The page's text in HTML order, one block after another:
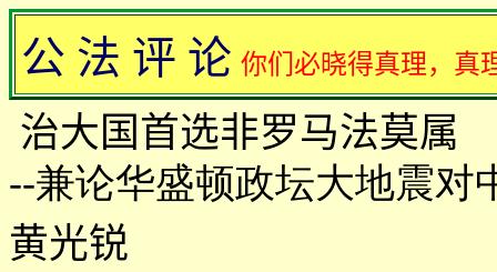
公 法 评 论 你们必晓得真理，真
治大国首选非罗马法莫属
--兼论华盛顿政坛大地震对
黄光锐